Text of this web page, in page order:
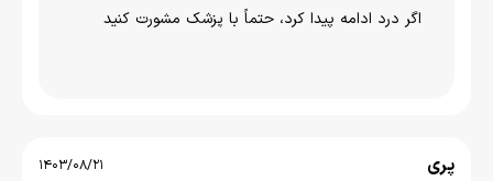
اگر درد ادامه پیدا کرد، حتماً با پزشک مشورت کنید
پری 1403/08/21